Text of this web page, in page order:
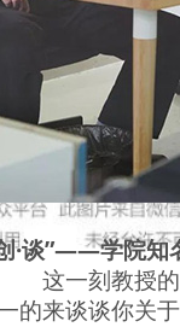
·谈”——学院知
这一刻教授
的来谈谈你关